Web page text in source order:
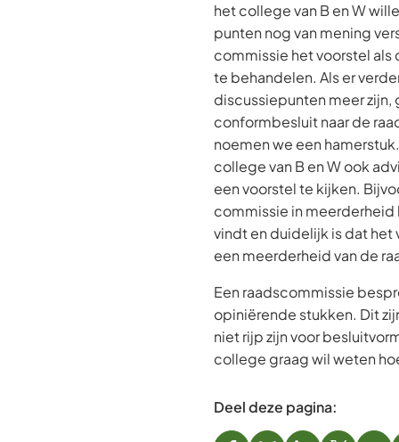
het college van B en W
punten nog van mening
commissie het voorstel als
te behandelen. Als er
discussiepunten meer zijn,
conformbesluit naar de
noemen we een
college van B en W ook
een voorstel te kijken.
commissie in
vindt en duidelijk is dat het
een meerderheid van de
Een raadscommissie
opiniërende stukken. Dit
niet rijp zijn voor
college graag wil weten
Deel deze pagina: